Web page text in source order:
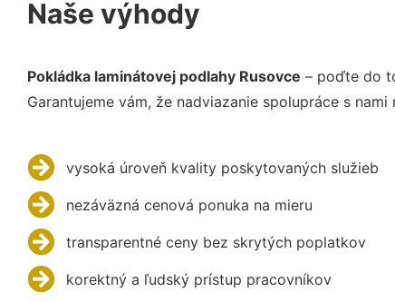
Naše výhody
Pokládka laminátovej podlahy Rusovce – poďte do
Garantujeme vám, že nadviazanie spolupráce s
vysoká úroveň kvality poskytovaných služieb
nezáväzná cenová ponuka na mieru
transparentné ceny bez skrytých poplatkov
korektný a ľudský prístup pracovníkov